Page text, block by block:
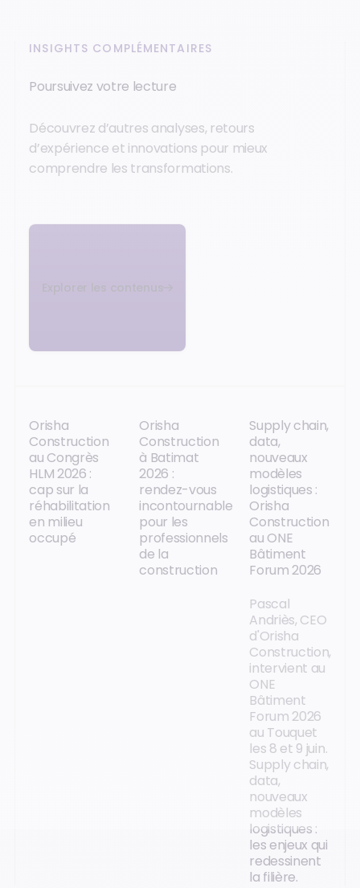
INSIGHTS COMPLÉMENTAIRES
Poursuivez votre lecture
Découvrez d’autres analyses, retours
d’expérience et innovations pour mieux
comprendre les transformations.
Explorer les contenus
Orisha
Construction
au Congrès
HLM 2026 :
cap sur la
réhabilitation
en milieu
occupé
Orisha
Construction
à Batimat
2026 :
rendez-vous
incontournable
pour les
professionnels
de la
construction
Supply chain,
data,
nouveaux
modèles
logistiques :
Orisha
Construction
au ONE
Bâtiment
Forum 2026
Pascal
Andriès, CEO
d'Orisha
Construction,
intervient au
ONE
Bâtiment
Forum 2026
au Touquet
les 8 et 9 juin.
Supply chain,
data,
nouveaux
modèles
logistiques :
les enjeux qui
redessinent
la filière.